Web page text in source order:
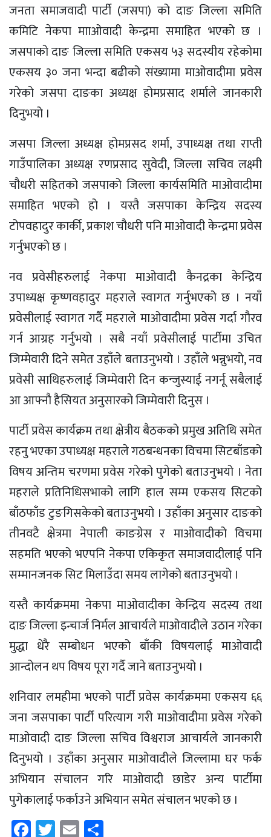
जनता समाजवादी पार्टी (जसपा) को दाङ जिल्ला समिति
कमिटि नेकपा मााओवादी केन्द्रमा समाहित भएको छ ।
जसपाको दाङ जिल्ला समिति एकसय ५३ सदस्यीय रहेकोमा
एकसय ३० जना भन्दा बढीको संख्यामा माओवादीमा प्रवेस
गरेको जसपा दाङका अध्यक्ष होमप्रसाद शर्माले जानकारी
दिनुभयो ।
जसपा जिल्ला अध्यक्ष होमप्रसद शर्मा, उपाध्यक्ष तथा राप्ती
गाउँपालिका अध्यक्ष रणप्रसाद सुवेदी, जिल्ला सचिव लक्ष्मी
चौधरी सहितको जसपाको जिल्ला कार्यसमिति माओवादीमा
समाहित भएको हो । यस्तै जसपाका केन्द्रिय सदस्य
टोपवहादुर कार्की, प्रकाश चौधरी पनि माओवादी केन्द्रमा प्रवेस
गर्नुभएको छ ।
नव प्रवेसीहरुलाई नेकपा माओवादी कैनद्रका केन्द्रिय
उपाध्यक्ष कृष्णवहादुर महराले स्वागत गर्नुभएको छ । नयाँ
प्रवेसीलाई स्वागत गर्दै महराले माओवादीमा प्रवेस गर्दा गौरव
गर्न आग्रह गर्नुभयो । सबै नयाँ प्रवेसीलाई पार्टीमा उचित
जिम्मेवारी दिने समेत उहाँले बताउनुभयो । उहाँले भन्नुभयो, नव
प्रवेसी साथिहरुलाई जिम्मेवारी दिन कन्जुस्याई नगर्नू सबैलाई
आ आफ्नौ हैसियत अनुसारको जिम्मेवारी दिनुस ।
पार्टी प्रवेस कार्यक्रम तथा क्षेत्रीय बैठकको प्रमुख अतिथि समेत
रहनु भएका उपाध्यक्ष महराले गठबन्धनका विचमा सिटबाँडको
विषय अन्तिम चरणमा प्रवेस गरेको पुगेको बताउनुभयो । नेता
महराले प्रतिनिधिसभाको लागि हाल सम्म एकसय सिटको
बाँठफाँड टुङगिसकेको बताउनुभयो । उहाँका अनुसार दाङको
तीनवटै क्षेत्रमा नेपाली काङग्रेस र माओवादीको विचमा
सहमति भएको भएपनि नेकपा एकिकृत समाजवादीलाई पनि
सम्मानजनक सिट मिलाउँदा समय लागेको बताउनुभयो ।
यस्तै कार्यक्रममा नेकपा माओवादीका केन्द्रिय सदस्य तथा
दाङ जिल्ला इन्चार्ज निर्मल आचार्यले माओवादीले उठान गरेका
मुद्धा धेरै सम्बोधन भएको बाँकी विषयलाई माओवादी
आन्दोलन थप विषय पूरा गर्दै जाने बताउनुभयो ।
शनिवार लमहीमा भएको पार्टी प्रवेस कार्यक्रममा एकसय ६६
जना जसपाका पार्टी परित्याग गरी माओवादीमा प्रवेस गरेको
माओवादी दाङ जिल्ला सचिव विश्वराज आचार्यले जानकारी
दिनुभयो । उहाँका अनुसार माओवादीले जिल्लामा घर फर्क
अभियान संचालन गरि माओवादी छाडेर अन्य पार्टीमा
पुगेकालाई फर्काउने अभियान समेत संचालन भएको छ ।
Facebook
Twitter
Email